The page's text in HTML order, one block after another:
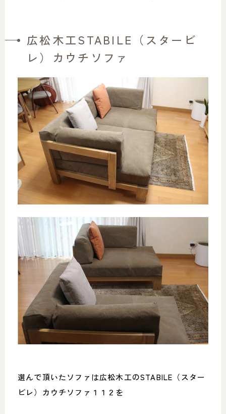
広松木工STABILE（スタービ
レ）カウチソファ
選んで頂いたソファは広松木工のSTABILE（スター
ビレ）カウチソファ１１２を